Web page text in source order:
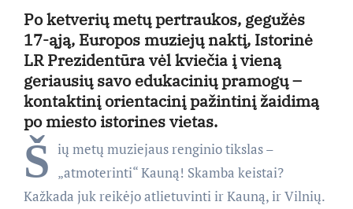
Po ketverių metų pertraukos, gegužės
17-ąją, Europos muziejų naktį, Istorinė
LR Prezidentūra vėl kviečia į vieną
geriausių savo edukacinių pramogų –
kontaktinį orientacinį pažintinį žaidimą
po miesto istorines vietas.
Š ių metų muziejaus renginio tikslas –
„atmoterinti“ Kauną! Skamba keistai?
Kažkada juk reikėjo atlietuvinti ir Kauną, ir Vilnių.